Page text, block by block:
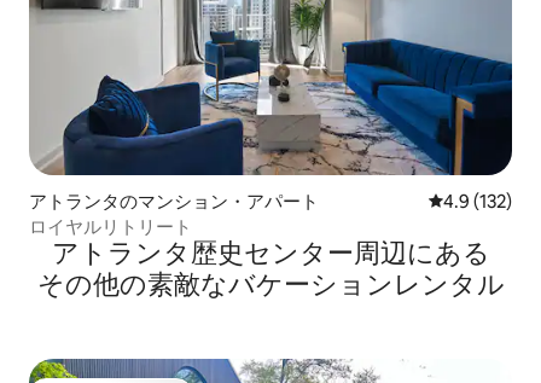
アトランタのマンション・アパート レビュー132
4.9 (132)
ロイヤルリトリート
アトランタ歴史センター⁠周⁠辺⁠に⁠あ⁠る
そ⁠の⁠他⁠の素⁠敵⁠なバ⁠ケ⁠ー⁠シ⁠ョ⁠ン⁠レ⁠ン⁠タ⁠ル